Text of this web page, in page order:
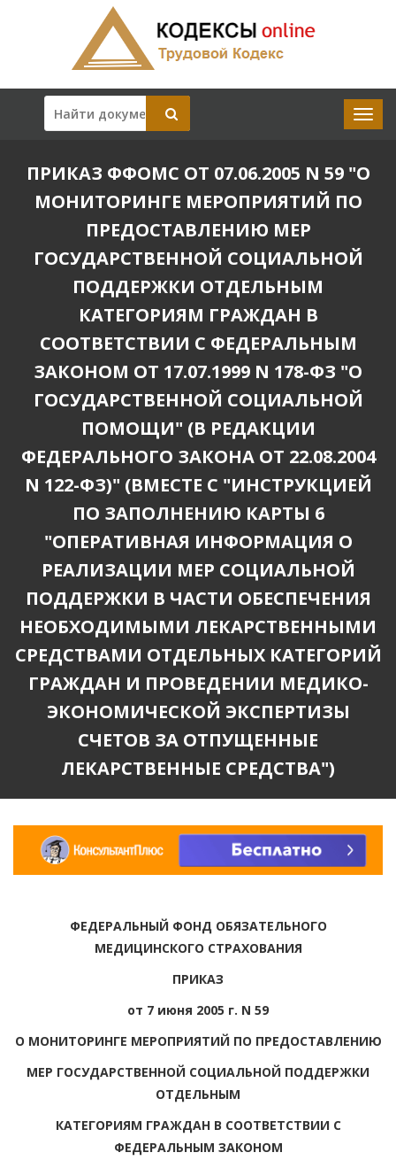
ПРИКАЗ ФФОМС ОТ 07.06.2005 N 59 "О
МОНИТОРИНГЕ МЕРОПРИЯТИЙ ПО
ПРЕДОСТАВЛЕНИЮ МЕР
ГОСУДАРСТВЕННОЙ СОЦИАЛЬНОЙ
ПОДДЕРЖКИ ОТДЕЛЬНЫМ
КАТЕГОРИЯМ ГРАЖДАН В
СООТВЕТСТВИИ С ФЕДЕРАЛЬНЫМ
ЗАКОНОМ ОТ 17.07.1999 N 178-ФЗ "О
ГОСУДАРСТВЕННОЙ СОЦИАЛЬНОЙ
ПОМОЩИ" (В РЕДАКЦИИ
ФЕДЕРАЛЬНОГО ЗАКОНА ОТ 22.08.2004
N 122-ФЗ)" (ВМЕСТЕ С "ИНСТРУКЦИЕЙ
ПО ЗАПОЛНЕНИЮ КАРТЫ 6
"ОПЕРАТИВНАЯ ИНФОРМАЦИЯ О
РЕАЛИЗАЦИИ МЕР СОЦИАЛЬНОЙ
ПОДДЕРЖКИ В ЧАСТИ ОБЕСПЕЧЕНИЯ
НЕОБХОДИМЫМИ ЛЕКАРСТВЕННЫМИ
СРЕДСТВАМИ ОТДЕЛЬНЫХ КАТЕГОРИЙ
ГРАЖДАН И ПРОВЕДЕНИИ МЕДИКО-
ЭКОНОМИЧЕСКОЙ ЭКСПЕРТИЗЫ
СЧЕТОВ ЗА ОТПУЩЕННЫЕ
ЛЕКАРСТВЕННЫЕ СРЕДСТВА")
ФЕДЕРАЛЬНЫЙ ФОНД ОБЯЗАТЕЛЬНОГО
МЕДИЦИНСКОГО СТРАХОВАНИЯ
ПРИКАЗ
от 7 июня 2005 г. N 59
О МОНИТОРИНГЕ МЕРОПРИЯТИЙ ПО ПРЕДОСТАВЛЕНИЮ
МЕР ГОСУДАРСТВЕННОЙ СОЦИАЛЬНОЙ ПОДДЕРЖКИ
ОТДЕЛЬНЫМ
КАТЕГОРИЯМ ГРАЖДАН В СООТВЕТСТВИИ С
ФЕДЕРАЛЬНЫМ ЗАКОНОМ